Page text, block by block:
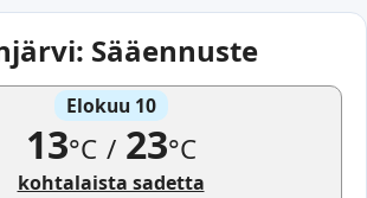
Sääennuste
Elokuu 10
13°C /23°C
kohtalaista sadetta